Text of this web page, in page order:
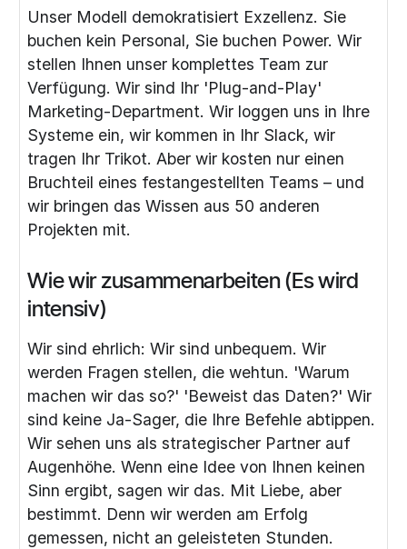
Unser Modell demokratisiert Exzellenz. Sie
buchen kein Personal, Sie buchen Power. Wir
stellen Ihnen unser komplettes Team zur
Verfügung. Wir sind Ihr 'Plug-and-Play'
Marketing-Department. Wir loggen uns in Ihre
Systeme ein, wir kommen in Ihr Slack, wir
tragen Ihr Trikot. Aber wir kosten nur einen
Bruchteil eines festangestellten Teams – und
wir bringen das Wissen aus 50 anderen
Projekten mit.
Wie wir zusammenarbeiten (Es wird
intensiv)
Wir sind ehrlich: Wir sind unbequem. Wir
werden Fragen stellen, die wehtun. 'Warum
machen wir das so?' 'Beweist das Daten?' Wir
sind keine Ja-Sager, die Ihre Befehle abtippen.
Wir sehen uns als strategischer Partner auf
Augenhöhe. Wenn eine Idee von Ihnen keinen
Sinn ergibt, sagen wir das. Mit Liebe, aber
bestimmt. Denn wir werden am Erfolg
gemessen, nicht an geleisteten Stunden.